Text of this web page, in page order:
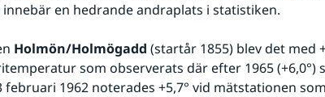
en hedrande andraplats i statistiken.
Holmön/Holmögadd (startår 1855) blev det med
som observerats där efter 1965 (+6,0°)
februari 1962 noterades +5,7° vid mätstationen